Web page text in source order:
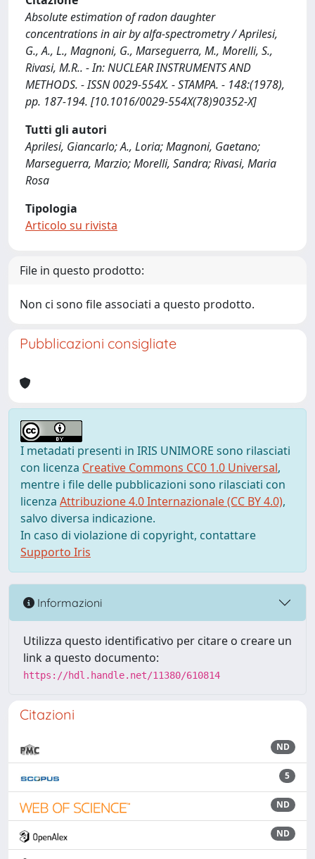
Absolute estimation of radon daughter
concentrations in air by alfa-spectrometry / Aprilesi,
G., A., L., Magnoni, G., Marseguerra, M., Morelli, S.,
Rivasi, M.R.. - In: NUCLEAR INSTRUMENTS AND
METHODS. - ISSN 0029-554X. - STAMPA. - 148:(1978),
pp. 187-194. [10.1016/0029-554X(78)90352-X]
Tutti gli autori
Aprilesi, Giancarlo; A., Loria; Magnoni, Gaetano;
Marseguerra, Marzio; Morelli, Sandra; Rivasi, Maria
Rosa
Tipologia
Articolo su rivista
File in questo prodotto:
Non ci sono file associati a questo prodotto.
Pubblicazioni consigliate
I metadati presenti in IRIS UNIMORE sono rilasciati
con licenza Creative Commons CC0 1.0 Universal,
mentre i file delle pubblicazioni sono rilasciati con
licenza Attribuzione 4.0 Internazionale (CC BY 4.0),
salvo diversa indicazione.
In caso di violazione di copyright, contattare
Supporto Iris
Informazioni
Utilizza questo identificativo per citare o creare un
link a questo documento:
https://hdl.handle.net/11380/610814
Citazioni
ND
5
ND
ND